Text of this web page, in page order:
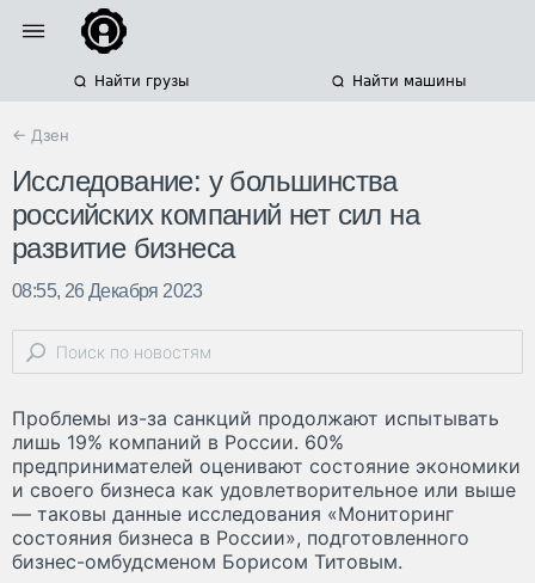
Найти грузы Найти машины
← Дзен
Исследование: у большинства
российских компаний нет сил на
развитие бизнеса
08:55, 26 Декабря 2023
Проблемы из-за санкций продолжают испытывать
лишь 19% компаний в России. 60%
предпринимателей оценивают состояние экономики
и своего бизнеса как удовлетворительное или выше
— таковы данные исследования «Мониторинг
состояния бизнеса в России», подготовленного
бизнес-омбудсменом Борисом Титовым.